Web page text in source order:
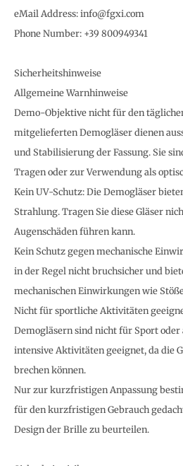
eMail Address: info@fgxi.com
Phone Number: +39 800949341
Sicherheitshinweise
Allgemeine Warnhinweise
Demo-Objektive nicht für den
mitgelieferten Demogläser dienen
und Stabilisierung der Fassung. Sie
Tragen oder zur Verwendung als
Kein UV-Schutz: Die Demogläser
Strahlung. Tragen Sie diese Gläser
Augenschäden führen kann.
Kein Schutz gegen mechanische
in der Regel nicht bruchsicher und
mechanischen Einwirkungen wie
Nicht für sportliche Aktivitäten
Demogläsern sind nicht für Sport
intensive Aktivitäten geeignet, da die
brechen können.
Nur zur kurzfristigen Anpassung
für den kurzfristigen Gebrauch
Design der Brille zu beurteilen.